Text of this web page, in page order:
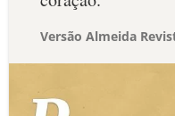
Versão Almeida